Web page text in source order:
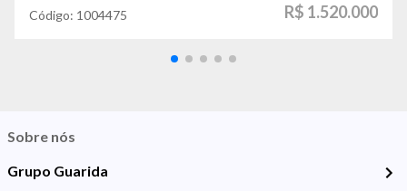
Código: 1004475 R$ 1.520.000
Sobre nós
Grupo Guarida